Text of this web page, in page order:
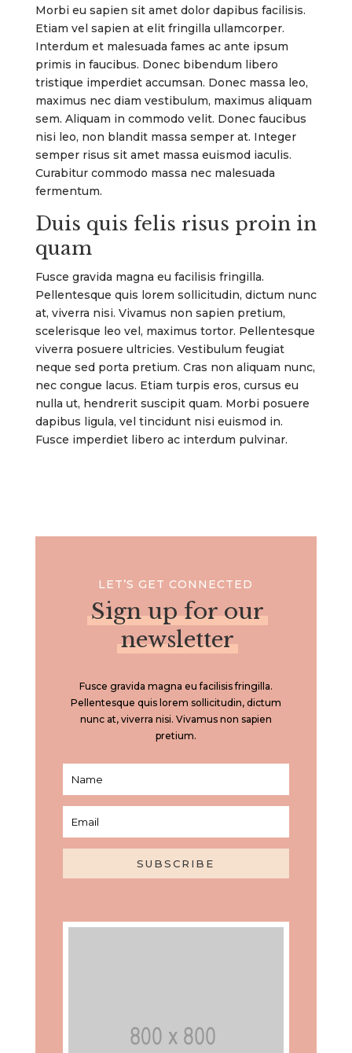
Morbi eu sapien sit amet dolor dapibus facilisis.
Etiam vel sapien at elit fringilla ullamcorper.
Interdum et malesuada fames ac ante ipsum
primis in faucibus. Donec bibendum libero
tristique imperdiet accumsan. Donec massa leo,
maximus nec diam vestibulum, maximus aliquam
sem. Aliquam in commodo velit. Donec faucibus
nisi leo, non blandit massa semper at. Integer
semper risus sit amet massa euismod iaculis.
Curabitur commodo massa nec malesuada
fermentum.
Duis quis felis risus proin in
quam
Fusce gravida magna eu facilisis fringilla.
Pellentesque quis lorem sollicitudin, dictum nunc
at, viverra nisi. Vivamus non sapien pretium,
scelerisque leo vel, maximus tortor. Pellentesque
viverra posuere ultricies. Vestibulum feugiat
neque sed porta pretium. Cras non aliquam nunc,
nec congue lacus. Etiam turpis eros, cursus eu
nulla ut, hendrerit suscipit quam. Morbi posuere
dapibus ligula, vel tincidunt nisi euismod in.
Fusce imperdiet libero ac interdum pulvinar.
LET’S GET CONNECTED
Sign up for our
newsletter
Fusce gravida magna eu facilisis fringilla.
Pellentesque quis lorem sollicitudin, dictum
nunc at, viverra nisi. Vivamus non sapien
pretium.
SUBSCRIBE